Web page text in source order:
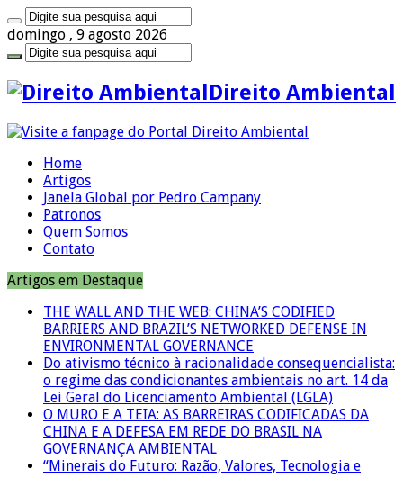
domingo , 9 agosto 2026
Direito Ambiental
Home
Artigos
Janela Global por Pedro Campany
Patronos
Quem Somos
Contato
Artigos em Destaque
THE WALL AND THE WEB: CHINA’S CODIFIED
BARRIERS AND BRAZIL’S NETWORKED DEFENSE IN
ENVIRONMENTAL GOVERNANCE
Do ativismo técnico à racionalidade consequencialista:
o regime das condicionantes ambientais no art. 14 da
Lei Geral do Licenciamento Ambiental (LGLA)
O MURO E A TEIA: AS BARREIRAS CODIFICADAS DA
CHINA E A DEFESA EM REDE DO BRASIL NA
GOVERNANÇA AMBIENTAL
“Minerais do Futuro: Razão, Valores, Tecnologia e